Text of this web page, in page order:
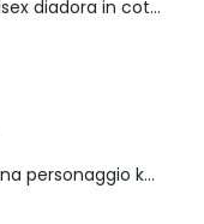
3 pezzi Fantasmino unisex diadora in cotone mercerizzato tg dalla 35 alla 46
Set asilo 3 pezzi bambina personaggio kuromi